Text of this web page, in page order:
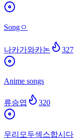
Songㅇ
나카가와카논 327
Anime songs
류승엽 320
우리모두섹스합시다